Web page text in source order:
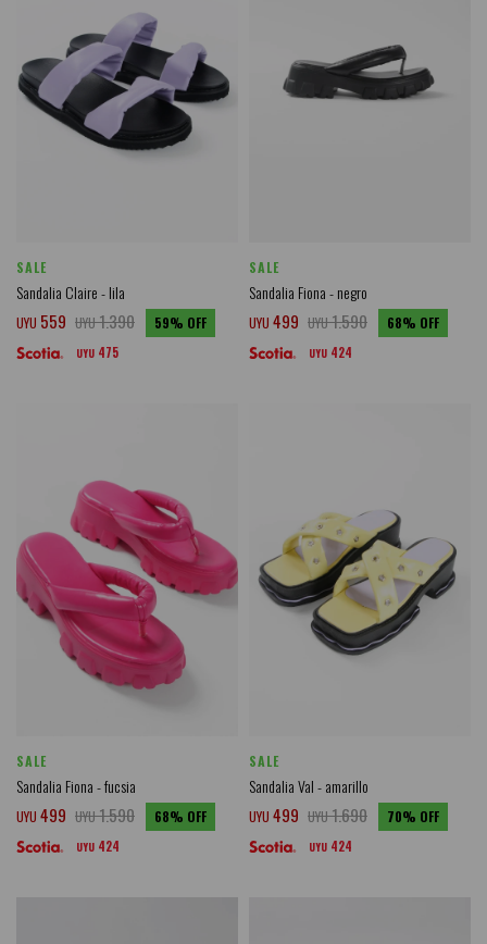
SALE
Sandalia Claire - lila
UYU 559 UYU1.390 59
UYU 475
SALE
Sandalia Fiona - negro
UYU 499 UYU1.590 68
UYU 424
SALE
Sandalia Fiona - fucsia
UYU 499 UYU1.590 68
UYU 424
SALE
Sandalia Val - amarillo
UYU 499 UYU1.690 70
UYU 424